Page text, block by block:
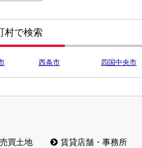
村で検索
西条市 四国中央市
売買土地 賃貸店舗・事務所